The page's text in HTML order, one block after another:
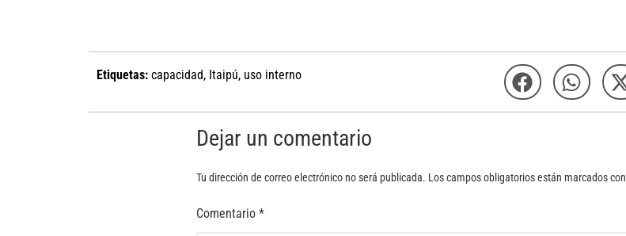
Etiquetas: capacidad, Itaipú, uso interno
Dejar un comentario
Tu dirección de correo electrónico no será publicada. Los campos obligatorios están marcados con
Comentario *